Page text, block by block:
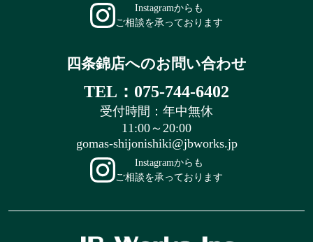
Instagramからも
ご相談を承っております
四条錦店へのお問い合わせ
TEL：075-744-6402
受付時間：年中無休
11:00～20:00
gomas-shijonishiki@jbworks.jp
Instagramからも
ご相談を承っております